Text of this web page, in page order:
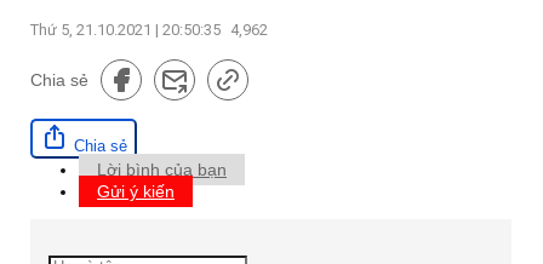
Thứ 5, 21.10.2021 | 20:50:35 4,962
Chia sẻ
Chia sẻ
Lời bình của bạn
Gửi ý kiến